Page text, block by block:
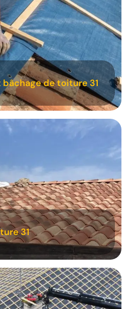
de toiture 31
31